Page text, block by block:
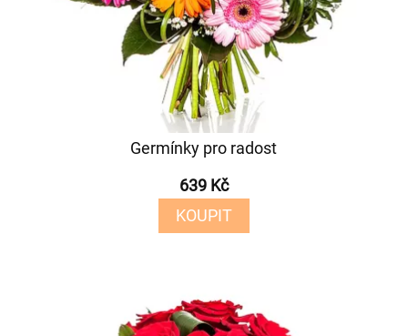
Germínky pro radost
639 Kč
KOUPIT